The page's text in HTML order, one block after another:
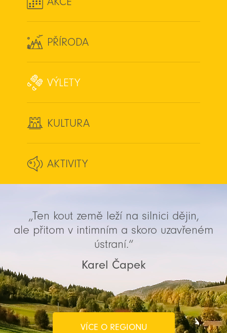
PŘÍRODA
VÝLETY
KULTURA
AKTIVITY
„Ten kout země leží na silnici dějin,
ale přitom v intimním a skoro uzavřeném
ústraní.“
Karel Čapek
VÍCE O REGIONU